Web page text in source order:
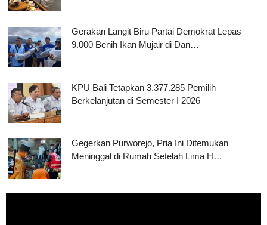
Gerakan Langit Biru Partai Demokrat Lepas
9.000 Benih Ikan Mujair di Dan…
KPU Bali Tetapkan 3.377.285 Pemilih
Berkelanjutan di Semester I 2026
Gegerkan Purworejo, Pria Ini Ditemukan
Meninggal di Rumah Setelah Lima H…